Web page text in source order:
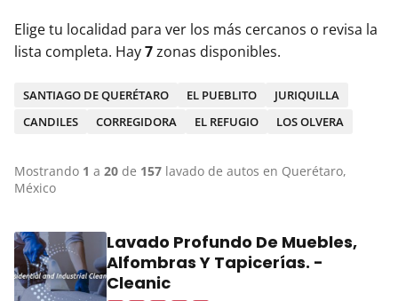
Elige tu localidad para ver los más cercanos o revisa la
lista completa. Hay7zonas disponibles.
SANTIAGO DE QUERÉTARO EL PUEBLITO
JURIQUILLA
CANDILES
CORREGIDORA EL REFUGIO LOS OLVERA
Mostrando 1 a 20 de 157 lavado de autos en Querétaro,
México
Lavado Profundo De Muebles,
Alfombras Y Tapicerías. -
Cleanic